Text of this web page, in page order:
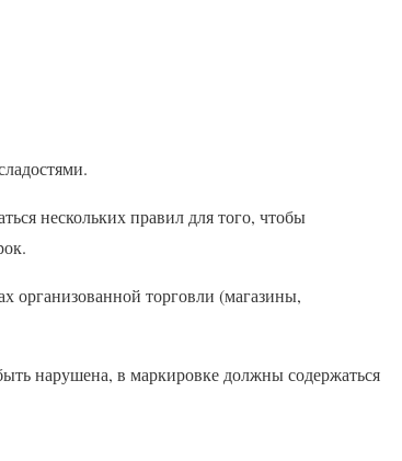
нескольких правил для того, чтобы
организованной торговли (магазины,
нарушена, в маркировке должны содержаться